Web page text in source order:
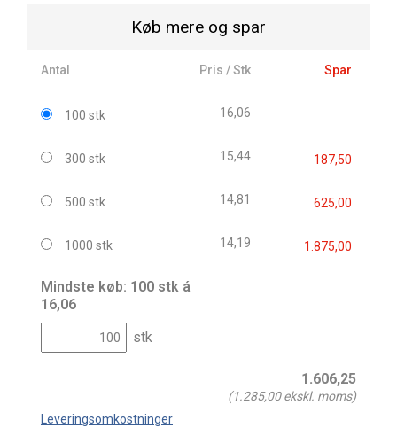
Køb mere og spar
Antal Pris / Stk Spar
100 stk 16,06
300 stk 15,44 187,50
500 stk 14,81 625,00
1000 stk 14,19 1.875,00
Mindste køb: 100 stk á
16,06
stk
1.606,25
(1.285,00ekskl. moms)
Leveringsomkostninger